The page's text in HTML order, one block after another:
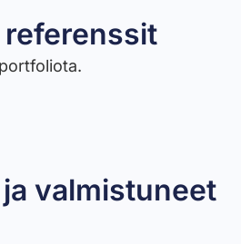
valmistuneet